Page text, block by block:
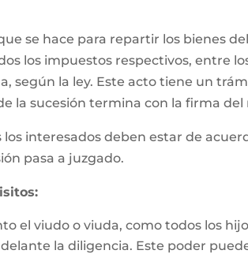
se hace para repartir los bienes
los impuestos respectivos, entre
según la ley. Este acto tiene un
la sucesión termina con la firma
los interesados deben estar de
pasa a juzgado.
el viudo o viuda, como todos los
la diligencia. Este poder